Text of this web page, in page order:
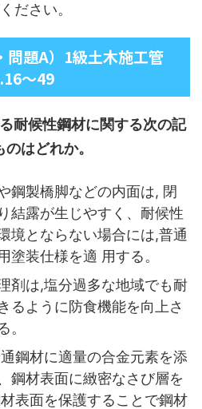
ださい。
問題A）1級土木施工管
～49
耐候性鋼材に関する次の記
はどれか。
鋼製橋脚などの内面は, 閉
結露が生じやすく、耐候性
境とならない場合には,普通
塗装仕様を適 用する。
剤は,塩分過多な地域でも耐
るように防食機能を向上さ
。
鋼材に適量の合金元素を添
鋼材表面に緻密なさび層を
表面を保護することで鋼材